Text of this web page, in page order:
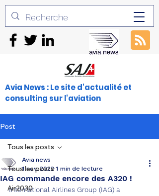
Avia News : Le site d'actualité et
consulting sur l'aviation
Post
Tous les posts
Air2030
Tous les posts
IAG commande encore des A320 !
Avia news
1 nov. 2022 1 min de lecture
International Airlines Group (IAG) a